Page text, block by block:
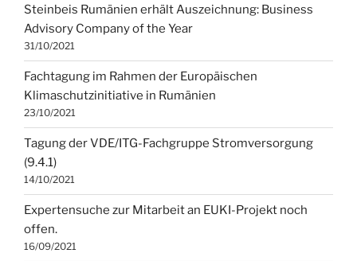
Steinbeis Rumänien erhält Auszeichnung: Business
Advisory Company of the Year
31/10/2021
Fachtagung im Rahmen der Europäischen
Klimaschutzinitiative in Rumänien
23/10/2021
Tagung der VDE/ITG-Fachgruppe Stromversorgung
(9.4.1)
14/10/2021
Expertensuche zur Mitarbeit an EUKI-Projekt noch
offen.
16/09/2021